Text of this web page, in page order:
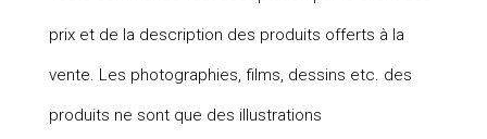
prix et de la description des produits offerts à la
vente. Les photographies, films, dessins etc. des
produits ne sont que des illustrations